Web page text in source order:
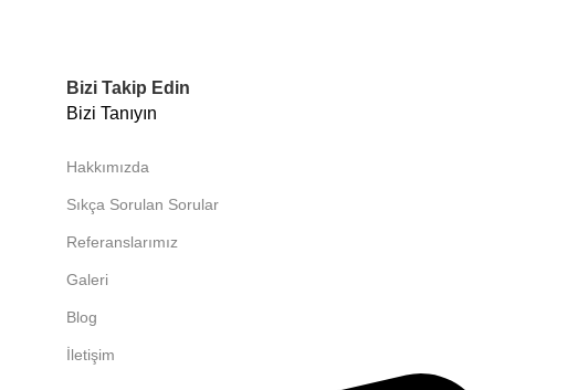
Bizi Takip Edin
Bizi Tanıyın
Hakkımızda
Sıkça Sorulan Sorular
Referanslarımız
Galeri
Blog
İletişim